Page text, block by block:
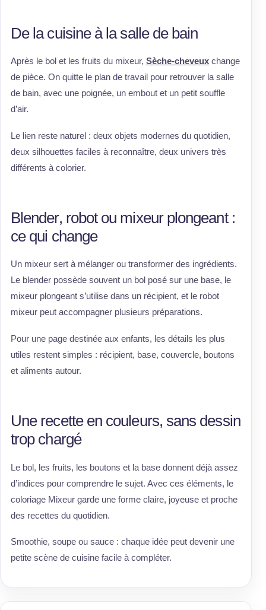
De la cuisine à la salle de bain
Après le bol et les fruits du mixeur, Sèche-cheveux change
de pièce. On quitte le plan de travail pour retrouver la salle
de bain, avec une poignée, un embout et un petit souffle
d’air.
Le lien reste naturel : deux objets modernes du quotidien,
deux silhouettes faciles à reconnaître, deux univers très
différents à colorier.
Blender, robot ou mixeur plongeant :
ce qui change
Un mixeur sert à mélanger ou transformer des ingrédients.
Le blender possède souvent un bol posé sur une base, le
mixeur plongeant s’utilise dans un récipient, et le robot
mixeur peut accompagner plusieurs préparations.
Pour une page destinée aux enfants, les détails les plus
utiles restent simples : récipient, base, couvercle, boutons
et aliments autour.
Une recette en couleurs, sans dessin
trop chargé
Le bol, les fruits, les boutons et la base donnent déjà assez
d’indices pour comprendre le sujet. Avec ces éléments, le
coloriage Mixeur garde une forme claire, joyeuse et proche
des recettes du quotidien.
Smoothie, soupe ou sauce : chaque idée peut devenir une
petite scène de cuisine facile à compléter.